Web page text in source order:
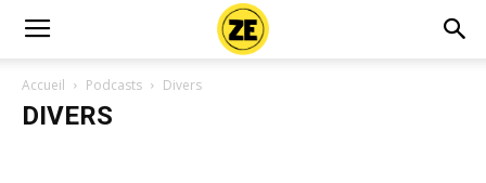
Accueil Podcasts Divers
DIVERS